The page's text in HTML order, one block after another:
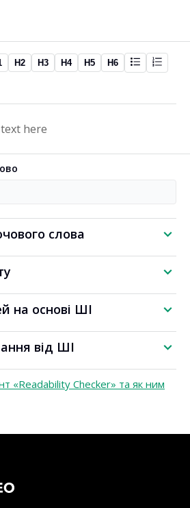
H2 H3 H4 H5 H6
слова
на основі ШІ
від ШІ
«Readability Checker» та як ним